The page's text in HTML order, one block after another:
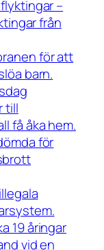
–
från
för att
barn.
till
få åka hem.
för
19 åringar
vid en